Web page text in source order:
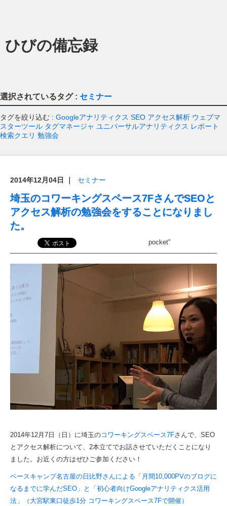
ひびの備忘録
選択されているタグ : セミナー
タグを絞り込む : Googleアナリティクス SEO アクセス解析 ウェブマ
スターツール タグマネージャ ユニバーサルアナリティクス レポート
検索クエリ 勉強会
2014年12月04日 セミナー
埼玉のコワーキングスペース7FさんでSEOと
アクセス解析の勉強会をすることになりまし
た。
pocket"
2014年12月7日（日）に埼玉のコワーキングスペース7Fさんで、SEO
とアクセス解析について、2本立てでお話させていただくことになり
ました。お近くの方はぜひご参加ください！
ベースキャンプ名古屋の日比野さんによる「月間10,000PVのブログに
なるまでに学んだSEO」と「初心者向けGoogleアナリティクス活用
法」（大宮駅東口徒歩1分 コワーキングスペース7Fで開催）